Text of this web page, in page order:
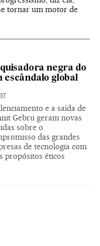
tornar um motor de
negra do
escândalo global
e a saída de
Gebru geram novas
sobre o
das grandes
de tecnologia com
propósitos éticos